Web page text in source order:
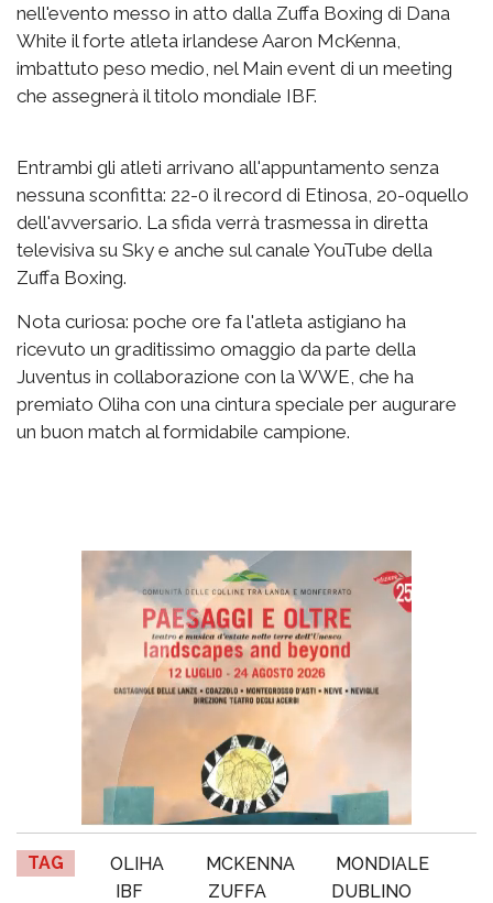
nell'evento messo in atto dalla Zuffa Boxing di Dana
White il forte atleta irlandese Aaron McKenna,
imbattuto peso medio, nel Main event di un meeting
che assegnerà il titolo mondiale IBF.
Entrambi gli atleti arrivano all'appuntamento senza
nessuna sconfitta: 22-0 il record di Etinosa, 20-0quello
dell'avversario. La sfida verrà trasmessa in diretta
televisiva su Sky e anche sul canale YouTube della
Zuffa Boxing.
Nota curiosa: poche ore fa l'atleta astigiano ha
ricevuto un graditissimo omaggio da parte della
Juventus in collaborazione con la WWE, che ha
premiato Oliha con una cintura speciale per augurare
un buon match al formidabile campione.
TAG OLIHA MCKENNA
MONDIALE
IBF
ZUFFA
DUBLINO